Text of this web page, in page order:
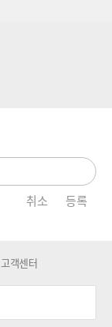
취소 등록
고객센터